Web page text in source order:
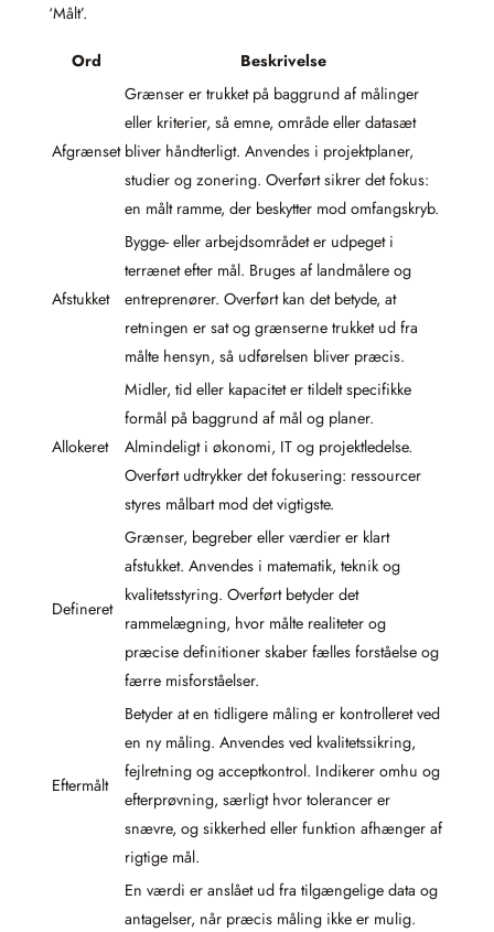
‘Målt’.
Ord Beskrivelse
Afgrænset
Grænser er trukket på baggrund af målinger
eller kriterier, så emne, område eller datasæt
bliver håndterligt. Anvendes i projektplaner,
studier og zonering. Overført sikrer det fokus:
en målt ramme, der beskytter mod omfangskryb.
Afstukket
Bygge- eller arbejdsområdet er udpeget i
terrænet efter mål. Bruges af landmålere og
entreprenører. Overført kan det betyde, at
retningen er sat og grænserne trukket ud fra
målte hensyn, så udførelsen bliver præcis.
Allokeret
Midler, tid eller kapacitet er tildelt specifikke
formål på baggrund af mål og planer.
Almindeligt i økonomi, IT og projektledelse.
Overført udtrykker det fokusering: ressourcer
styres målbart mod det vigtigste.
Defineret
Grænser, begreber eller værdier er klart
afstukket. Anvendes i matematik, teknik og
kvalitetsstyring. Overført betyder det
rammelægning, hvor målte realiteter og
præcise definitioner skaber fælles forståelse og
færre misforståelser.
Eftermålt
Betyder at en tidligere måling er kontrolleret ved
en ny måling. Anvendes ved kvalitetssikring,
fejlretning og acceptkontrol. Indikerer omhu og
efterprøvning, særligt hvor tolerancer er
snævre, og sikkerhed eller funktion afhænger af
rigtige mål.
En værdi er anslået ud fra tilgængelige data og
antagelser, når præcis måling ikke er mulig.